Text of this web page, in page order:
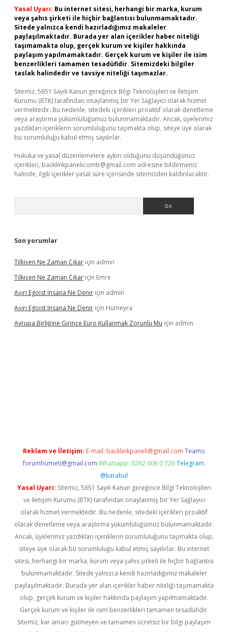
Yasal Uyarı: Bu internet sitesi, herhangi bir marka, kurum
veya şahıs şirketi ile hiçbir bağlantısı bulunmamaktadır.
Sitede yalnızca kendi hazırladığımız makaleler
paylaşılmaktadır. Burada yer alan içerikler haber niteliği
taşımamakta olup, gerçek kurum ve kişiler hakkında
paylaşım yapılmamaktadır. Gerçek kurum ve kişiler ile isim
benzerlikleri tamamen tesadüfidir. Sitemizdeki bilgiler
taslak halindedir ve tavsiye niteliği taşımazlar.
Sitemiz, 5651 Sayılı Kanun gereğince Bilgi Teknolojileri ve İletişim
Kurumu (BTK) tarafından onaylanmış bir Yer Sağlayıcı olarak hizmet
vermektedir. Bu nedenle, sitedeki içerikleri proaktif olarak denetleme
veya araştırma yükümlülüğümüz bulunmamaktadır. Ancak, üyelerimiz
yazdıkları içeriklerin sorumluluğunu taşımakta olup, siteye üye olarak
bu sorumluluğu kabul etmiş sayılırlar.
Hukuka ve yasal düzenlemelere aykırı olduğunu düşündüğünüz
içerikleri, backlinkpanelicomtr@gmail.com adresine bildirmeniz
halinde, ilgili içerikler yasal süre içerisinde sitemizden kaldırılacaktır.
Son yorumlar
Tilkişen Ne Zaman Çıkar için admin
Tilkişen Ne Zaman Çıkar için Emre
Aşırı Egoist Insana Ne Denir için admin
Aşırı Egoist Insana Ne Denir için Hümeyra
Avrupa Birliğine Girince Euro Kullanmak Zorunlu Mu için admin
Reklam ve İletişim: E-mail: backlinkpaneli@gmail.com Teams:
forumhizmeti@gmail.com Whatsapp: 0262 606 0 726 Telegram:
@karabul
Yasal Uyarı: Sitemiz, 5651 Sayılı Kanun gereğince Bilgi Teknolojileri
ve İletişim Kurumu (BTK) tarafından onaylanmış bir Yer Sağlayıcı
olarak hizmet vermektedir. Bu nedenle, sitedeki içerikleri proaktif
olarak denetleme veya araştırma yükümlülüğümüz bulunmamaktadır.
Ancak, üyelerimiz yazdıkları içeriklerin sorumluluğunu taşımakta olup,
siteye üye olarak bu sorumluluğu kabul etmiş sayılırlar. Bu internet
sitesi, herhangi bir marka, kurum veya şahıs şirketi ile hiçbir bağlantısı
bulunmamaktadır. Sitede yalnızca kendi hazırladığımız makaleler
paylaşılmaktadır. Burada yer alan içerikler haber niteliği taşımamakta
olup, gerçek kurum ve kişiler hakkında paylaşım yapılmamaktadır.
Gerçek kurum ve kişiler ile isim benzerlikleri tamamen tesadüfidir.
Sitemiz, kar amacı gütmeyen ve tamamen ücretsiz bir bilgi paylaşım